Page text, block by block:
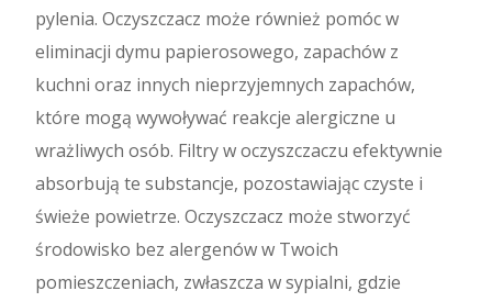
pylenia. Oczyszczacz może również pomóc w
eliminacji dymu papierosowego, zapachów z
kuchni oraz innych nieprzyjemnych zapachów,
które mogą wywoływać reakcje alergiczne u
wrażliwych osób. Filtry w oczyszczaczu efektywnie
absorbują te substancje, pozostawiając czyste i
świeże powietrze. Oczyszczacz może stworzyć
środowisko bez alergenów w Twoich
pomieszczeniach, zwłaszcza w sypialni, gdzie